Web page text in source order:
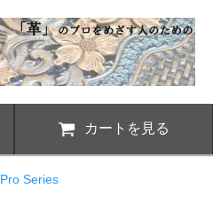
カートを見る
Pro Series